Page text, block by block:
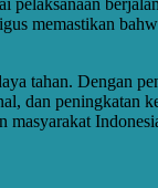
memastikan
tahan. Dengan
dan peningkatan
masyarakat